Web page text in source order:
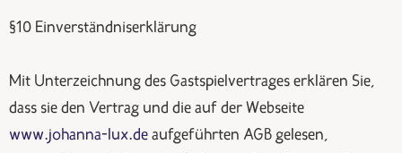
§10 Einverständniserklärung
Mit Unterzeichnung des Gastspielvertrages erklären Sie,
dass sie den Vertrag und die auf der Webseite
www.johanna-lux.de aufgeführten AGB gelesen,